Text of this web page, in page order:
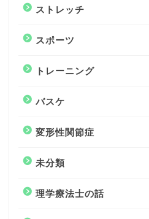
ストレッチ
スポーツ
トレーニング
バスケ
変形性関節症
未分類
理学療法士の話